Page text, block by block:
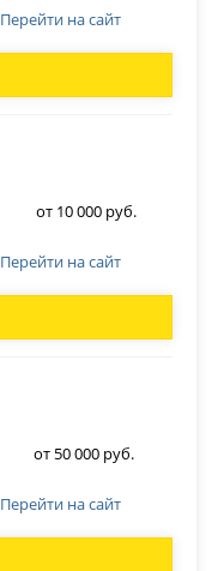
Перейти на сайт
от 10 000 руб.
Перейти на сайт
от 50 000 руб.
Перейти на сайт